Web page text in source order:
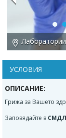
Previous
УСЛОВИЯ
ОПИСАНИЕ:
Грижа за Вашето
Заповядайте в СМДЛ